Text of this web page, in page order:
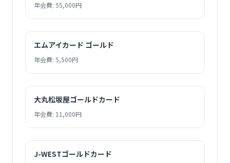
年会費: 55,000円
エムアイカード ゴールド
年会費: 5,500円
大丸松坂屋ゴールドカード
年会費: 11,000円
J-WESTゴールドカード